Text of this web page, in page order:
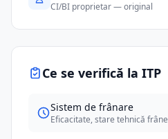
CI/BI proprietar — original
Ce se verifică la ITP
Sistem de frânare
Eficacitate, stare tehnică frâne